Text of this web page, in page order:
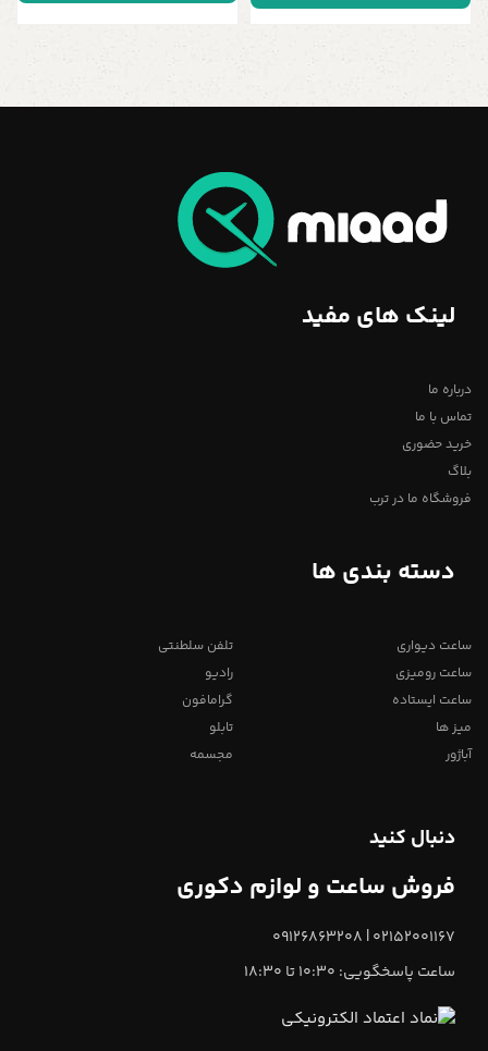
لینک های مفید
درباره ما
تماس با ما
خرید حضوری
بلاگ
فروشگاه ما در ترب
دسته بندی ها
ساعت دیواری
ساعت رومیزی
ساعت ایستاده
میز ها
آباژور
تلفن سلطنتی
رادیو
گرامافون
تابلو
مجسمه
دنبال کنید
فروش ساعت و لوازم دکوری
02152001167 | 09126863208
ساعت پاسخگویی: 10:30 تا 18:30